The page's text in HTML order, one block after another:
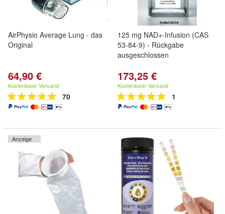
AirPhysio Average Lung - das
Original
64,90 €
Kostenloser Versand
70
125 mg NAD+-Infusion (CAS
53-84-9) - Rückgabe
ausgeschlossen
173,25 €
Kostenloser Versand
1
Anzeige